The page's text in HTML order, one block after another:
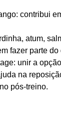
contribui
atum,
fazer parte
unir a
na
pós-treino.